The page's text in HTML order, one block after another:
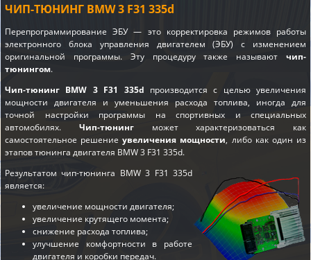
ЧИП-ТЮНИНГ BMW 3 F31 335d
Перепрограммирование ЭБУ — это корректировка режимов работы
электронного блока управления двигателем (ЭБУ) с изменением
оригинальной программы. Эту процедуру также называют чип-
тюнингом.
Чип-тюнинг BMW 3 F31 335d производится с целью увеличения
мощности двигателя и уменьшения расхода топлива, иногда для
точной настройки программы на спортивных и специальных
автомобилях. Чип-тюнингможет характеризоваться как
самостоятельное решениеувеличения мощности, либо как один из
этаповтюнинга двигателя BMW 3 F31 335d.
Результатом чип-тюнинга BMW 3 F31 335d
является:
увеличение мощности двигателя;
увеличение крутящего момента;
снижение расхода топлива;
улучшение комфортности в работе
двигателя и коробки передач.